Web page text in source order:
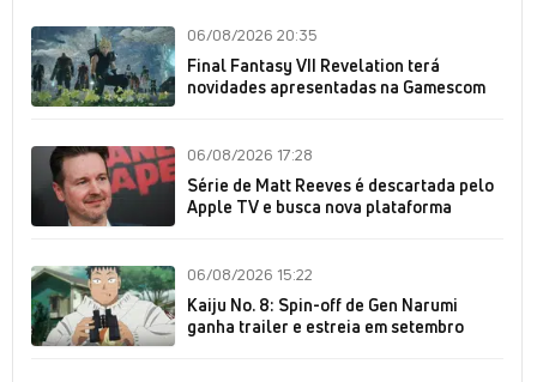
06/08/2026 20:35
Final Fantasy VII Revelation terá
novidades apresentadas na Gamescom
06/08/2026 17:28
Série de Matt Reeves é descartada pelo
Apple TV e busca nova plataforma
06/08/2026 15:22
Kaiju No. 8: Spin-off de Gen Narumi
ganha trailer e estreia em setembro